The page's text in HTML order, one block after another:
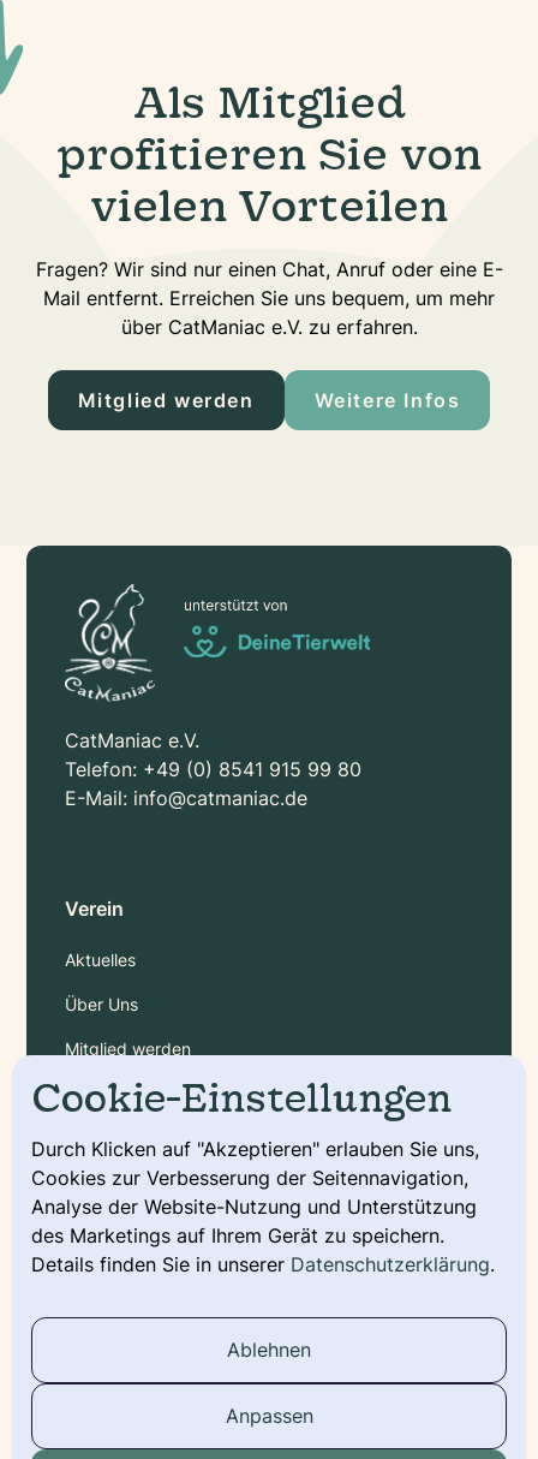
Als Mitglied
profitieren Sie von
vielen Vorteilen
Fragen? Wir sind nur einen Chat, Anruf oder eine E-
Mail entfernt. Erreichen Sie uns bequem, um mehr
über CatManiac e.V. zu erfahren.
Mitglied werden Weitere Infos
CatManiac e.V.
Telefon: +49 (0) 8541 915 99 80
E-Mail: info@catmaniac.de
Verein
Aktuelles
Über Uns
Mitglied werden
Gebühren
Service
Deckmeldung
Urkunde beantragen
Wurfmeldung
Social Media
Cookie-Einstellungen
Durch Klicken auf "Akzeptieren" erlauben Sie uns,
Cookies zur Verbesserung der Seitennavigation,
Analyse der Website-Nutzung und Unterstützung
des Marketings auf Ihrem Gerät zu speichern.
Details finden Sie in unserer Datenschutzerklärung.
Ablehnen
Anpassen